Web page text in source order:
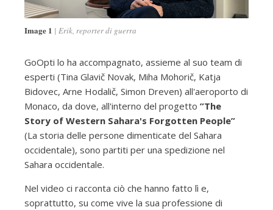
Image 1 Erik, reporter di guerra
GoOpti lo ha accompagnato, assieme al suo team di
esperti (Tina Glavič Novak, Miha Mohorič, Katja
Bidovec, Arne Hodalič, Simon Dreven) all'aeroporto di
Monaco, da dove, all'interno del progetto ”The
Story of Western Sahara's Forgotten People”
(La storia delle persone dimenticate del Sahara
occidentale), sono partiti per una spedizione nel
Sahara occidentale.
Nel video ci racconta ciò che hanno fatto lì e,
soprattutto, su come vive la sua professione di